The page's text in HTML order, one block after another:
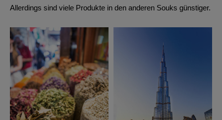
Allerdings sind viele Produkte in den anderen Souks günstiger.